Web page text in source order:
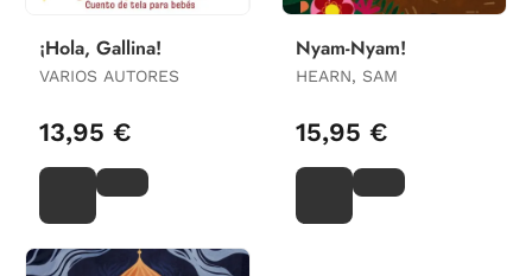
¡Hola, Gallina!
VARIOS AUTORES
13,95 €
Nyam-Nyam!
HEARN, SAM
15,95 €